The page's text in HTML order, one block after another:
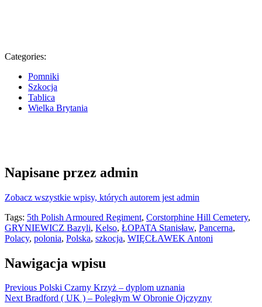
Categories:
Pomniki
Szkocja
Tablica
Wielka Brytania
Napisane przez admin
Zobacz wszystkie wpisy, których autorem jest admin
Tags: 5th Polish Armoured Regiment, Corstorphine Hill Cemetery,
GRYNIEWICZ Bazyli, Kelso, ŁOPATA Stanisław, Pancerna,
Polacy, polonia, Polska, szkocja, WIĘCŁAWEK Antoni
Nawigacja wpisu
Previous Polski Czarny Krzyż – dyplom uznania
Next Bradford ( UK ) – Poległym W Obronie Ojczyzny